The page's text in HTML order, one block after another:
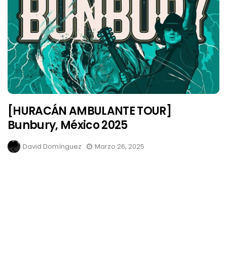
[HURACÁN AMBULANTE TOUR]
Bunbury, México 2025
David Domínguez Marzo 26, 2025